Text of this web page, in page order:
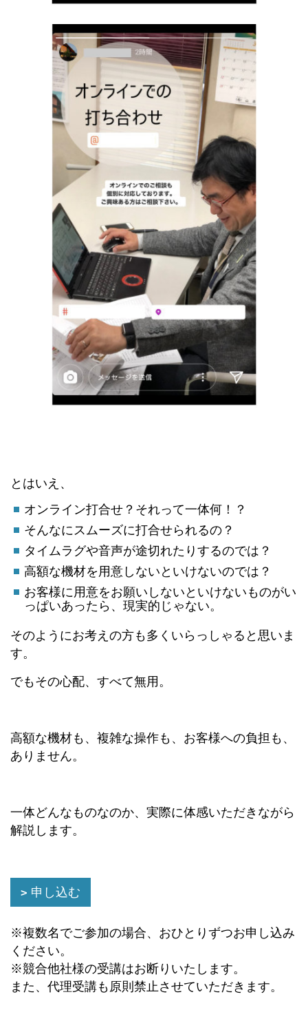
とはいえ、
オンライン打合せ？それって一体何！？
そんなにスムーズに打合せられるの？
タイムラグや音声が途切れたりするのでは？
高額な機材を用意しないといけないのでは？
お客様に用意をお願いしないといけないものがい
っぱいあったら、現実的じゃない。
そのようにお考えの方も多くいらっしゃると思いま
す。
でもその心配、すべて無用。
高額な機材も、複雑な操作も、お客様への負担も、
ありません。
一体どんなものなのか、実際に体感いただきながら
解説します。
申し込む
※複数名でご参加の場合、おひとりずつお申し込み
ください。
※競合他社様の受講はお断りいたします。
また、代理受講も原則禁止させていただきます。